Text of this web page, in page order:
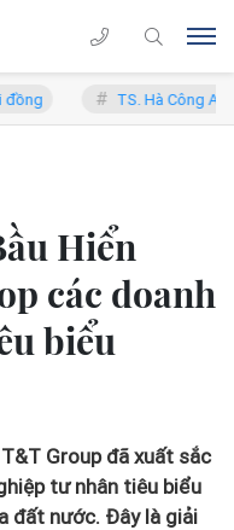
Hà Công Anh Bảo - Phó Chủ
Hiển
các doanh
biểu
Group đã xuất sắc
tư nhân tiêu biểu
đất nước. Đây là giải